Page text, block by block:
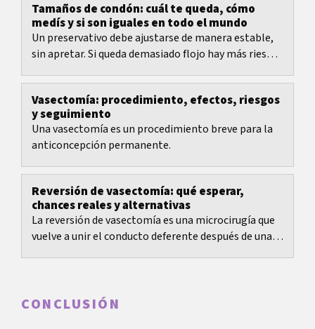
Tamaños de condón: cuál te queda, cómo
medís y si son iguales en todo el mundo
Un preservativo debe ajustarse de manera estable,
sin apretar. Si queda demasiado flojo hay más riesgo
Vasectomía: procedimiento, efectos, riesgos
y seguimiento
Una vasectomía es un procedimiento breve para la
anticoncepción permanente.
Reversión de vasectomía: qué esperar,
chances reales y alternativas
La reversión de vasectomía es una microcirugía que
vuelve a unir el conducto deferente después de una
CONCLUSIÓN